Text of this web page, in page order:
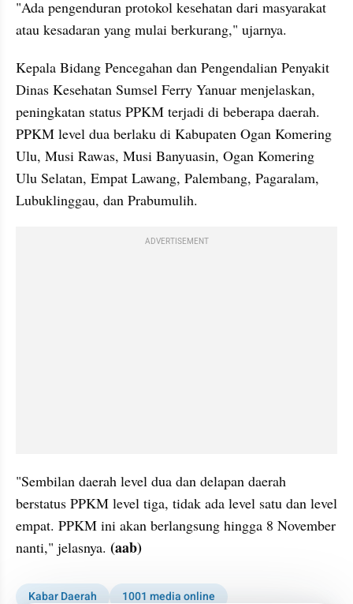
"Ada pengenduran protokol kesehatan dari masyarakat
atau kesadaran yang mulai berkurang," ujarnya.
Kepala Bidang Pencegahan dan Pengendalian Penyakit
Dinas Kesehatan Sumsel Ferry Yanuar menjelaskan,
peningkatan status PPKM terjadi di beberapa daerah.
PPKM level dua berlaku di Kabupaten Ogan Komering
Ulu, Musi Rawas, Musi Banyuasin, Ogan Komering
Ulu Selatan, Empat Lawang, Palembang, Pagaralam,
Lubuklinggau, dan Prabumulih.
ADVERTISEMENT
"Sembilan daerah level dua dan delapan daerah
berstatus PPKM level tiga, tidak ada level satu dan level
empat. PPKM ini akan berlangsung hingga 8 November
nanti," jelasnya. (aab)
Kabar Daerah 1001 media online